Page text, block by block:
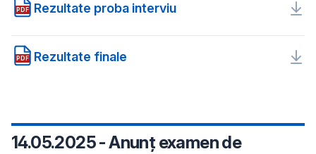
PDF Rezultate proba interviu
PDF Rezultate finale
14.05.2025 - Anunț examen de